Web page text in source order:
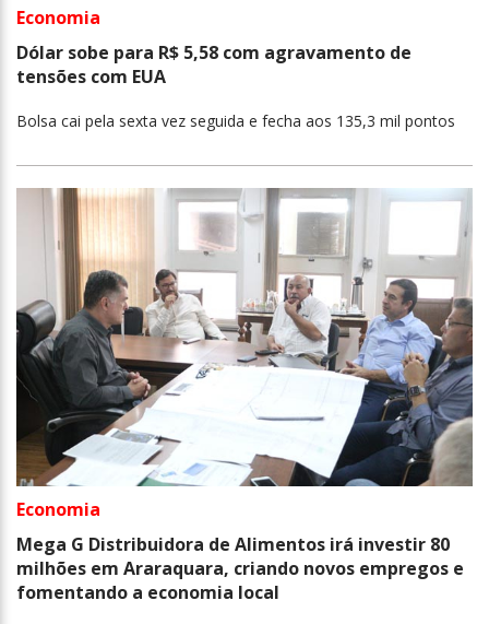
Economia
Dólar sobe para R$ 5,58 com agravamento de
tensões com EUA
Bolsa cai pela sexta vez seguida e fecha aos 135,3 mil pontos
Economia
Mega G Distribuidora de Alimentos irá investir 80
milhões em Araraquara, criando novos empregos e
fomentando a economia local